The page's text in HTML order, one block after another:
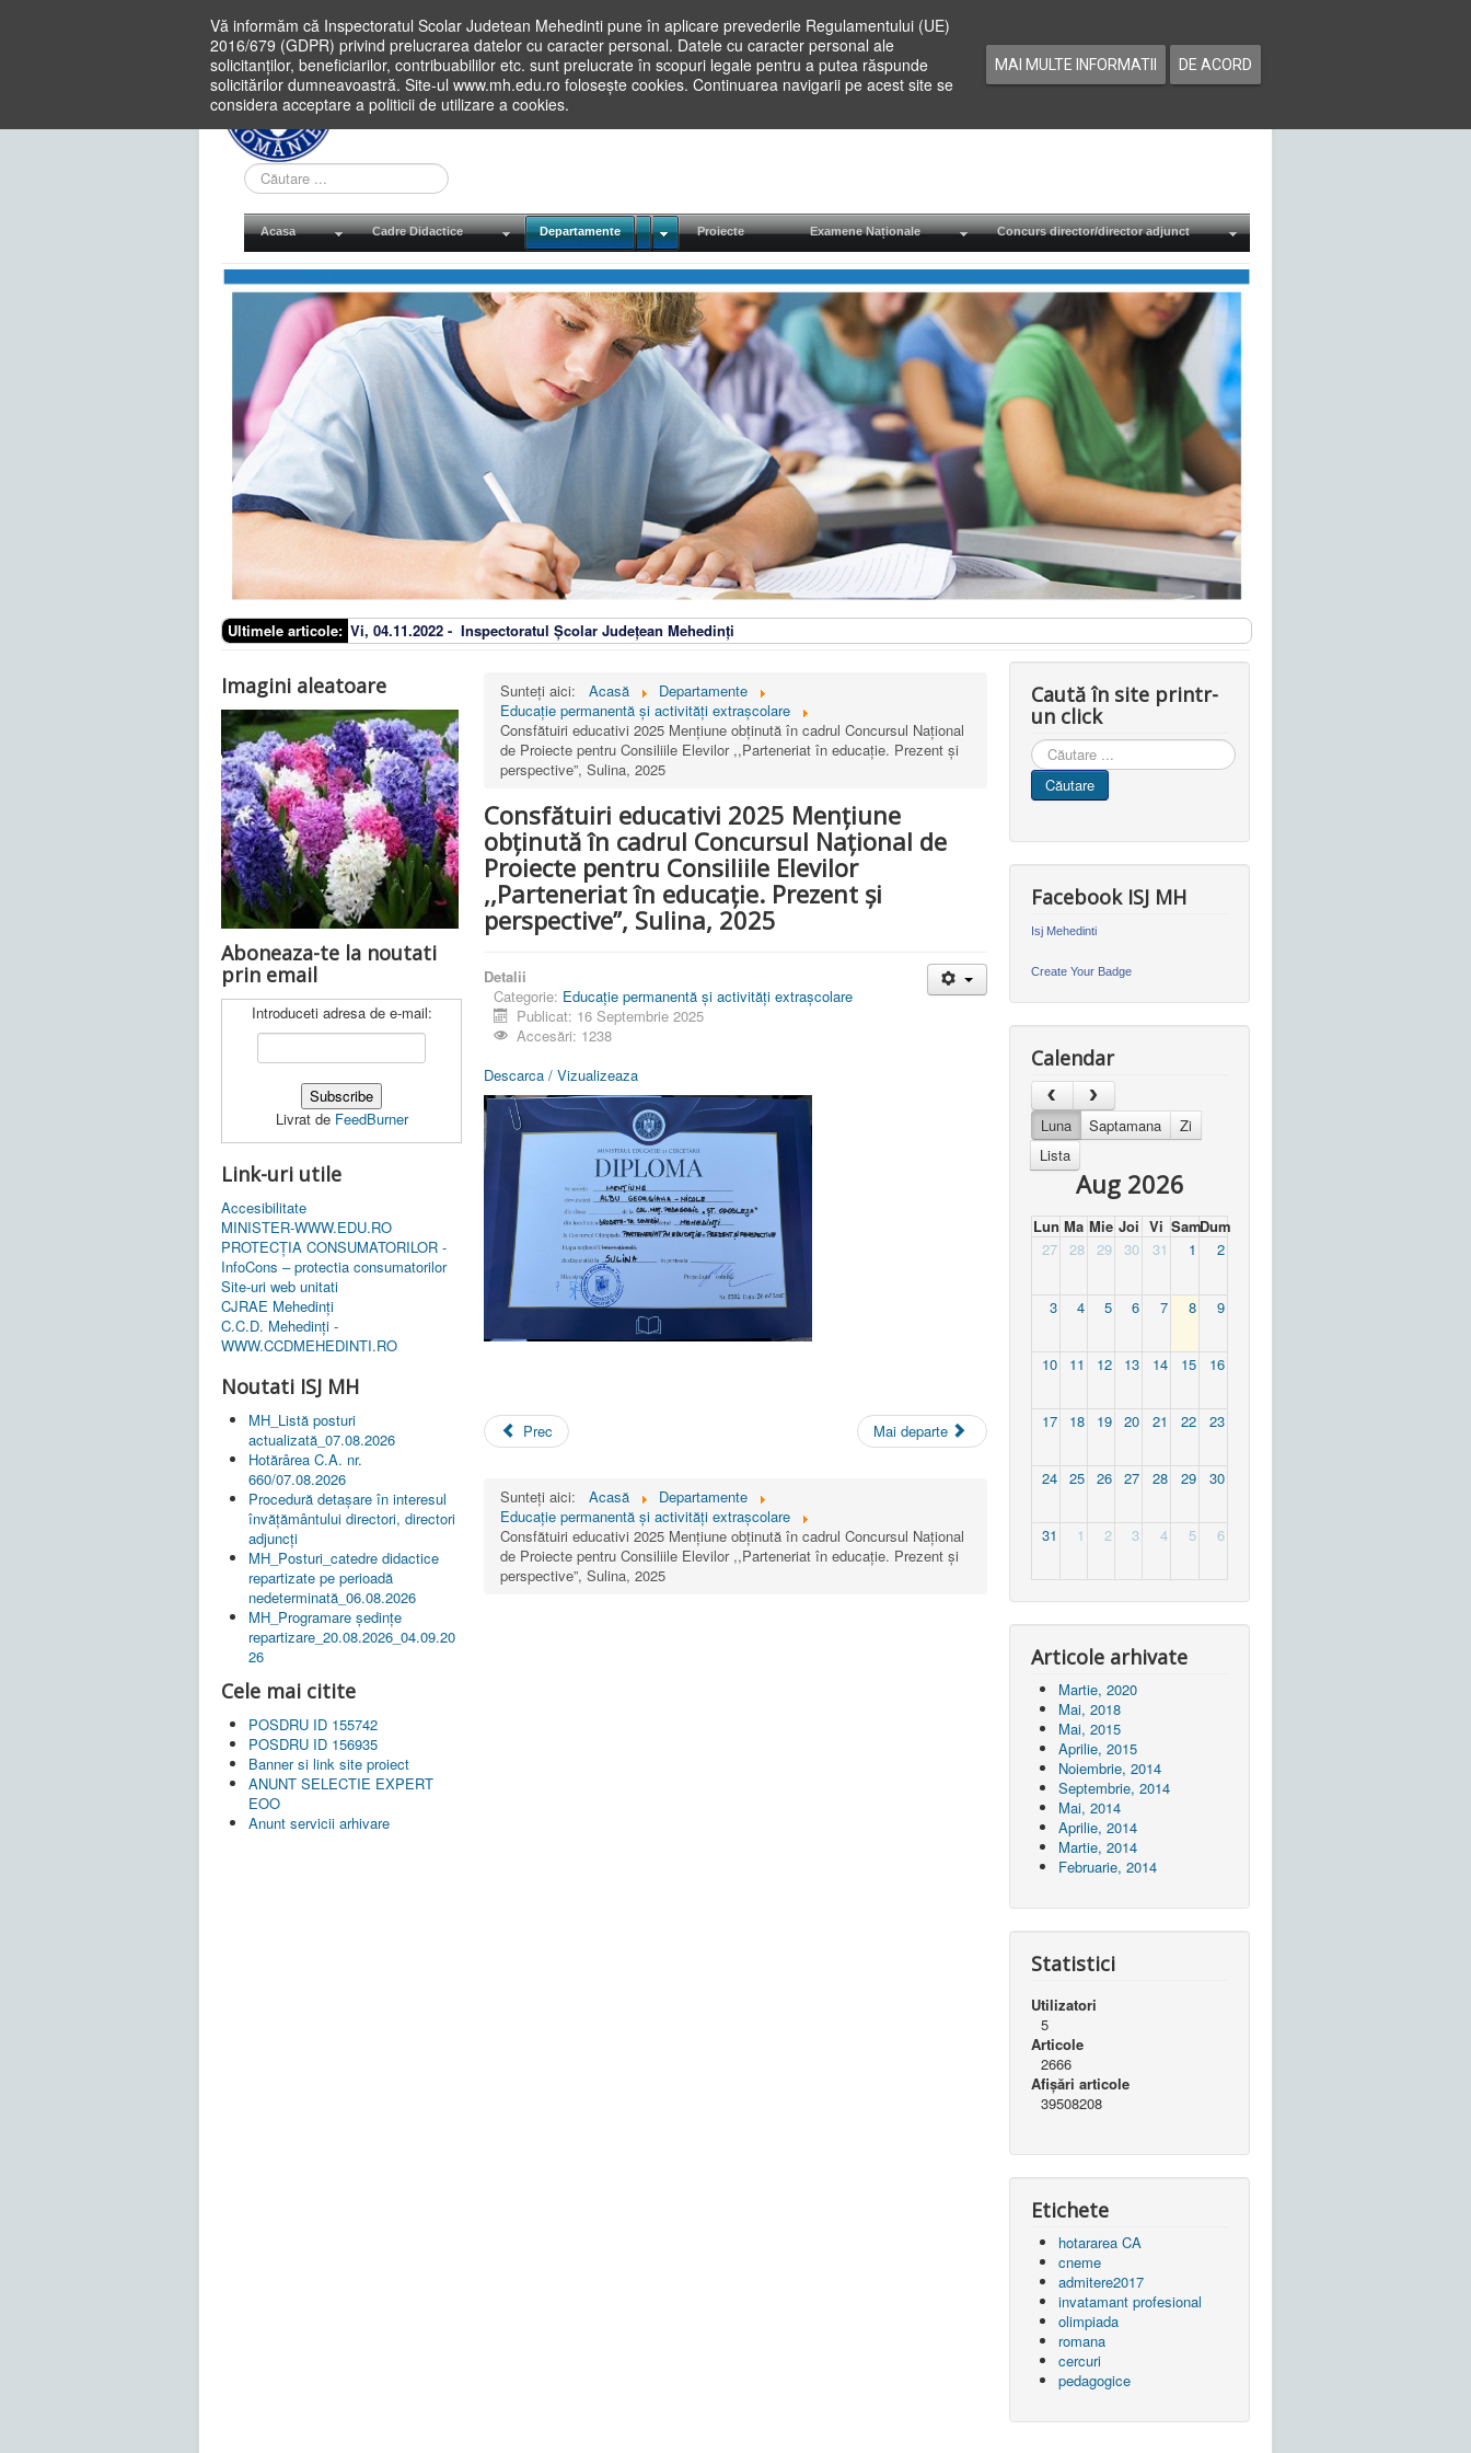
Vă informăm că Inspectoratul Scolar Judetean Mehedinti pune în aplicare prevederile Regulamentului (UE)
2016/679 (GDPR) privind prelucrarea datelor cu caracter personal. Datele cu caracter personal ale
solicitanților, beneficiarilor, contribuabililor etc. sunt prelucrate în scopuri legale pentru a putea răspunde
solicitărilor dumneavoastră. Site-ul www.mh.edu.ro folosește cookies. Continuarea navigarii pe acest site se
considera acceptare a politicii de utilizare a cookies.
MAI MULTE INFORMATII DE ACORD
Cauta
in
site
Acasa Cadre Didactice Departamente Proiecte Examene Naționale Concurs director/director adjunct
Ultimele articole: Vi, 04.11.2022 - Inspectoratul Școlar Județean Mehedinți
Imagini aleatoare
Aboneaza-te la noutati
prin email
Introduceti adresa de e-mail:
Livrat de FeedBurner
Link-uri utile
Accesibilitate
MINISTER-WWW.EDU.RO
PROTECȚIA CONSUMATORILOR -
InfoCons – protectia consumatorilor
Site-uri web unitati
CJRAE Mehedinți
C.C.D. Mehedinţi -
WWW.CCDMEHEDINTI.RO
Noutati ISJ MH
MH_Listă posturi
actualizată_07.08.2026
Hotărârea C.A. nr.
660/07.08.2026
Procedură detașare în interesul
învățământului directori, directori
adjuncți
MH_Posturi_catedre didactice
repartizate pe perioadă
nedeterminată_06.08.2026
MH_Programare ședințe
repartizare_20.08.2026_04.09.20
26
Cele mai citite
POSDRU ID 155742
POSDRU ID 156935
Banner si link site proiect
ANUNT SELECTIE EXPERT
EOO
Anunt servicii arhivare
Sunteți aici: Acasă
Departamente
Educaţie permanentă şi activităţi extraşcolare
Consfătuiri educativi 2025 Mențiune obținută în cadrul Concursul Național
de Proiecte pentru Consiliile Elevilor ,,Parteneriat în educație. Prezent și
perspective”, Sulina, 2025
Consfătuiri educativi 2025 Mențiune
obținută în cadrul Concursul Național de
Proiecte pentru Consiliile Elevilor
,,Parteneriat în educație. Prezent și
perspective”, Sulina, 2025
Detalii
Categorie: Educaţie permanentă şi activităţi extraşcolare
Publicat: 16 Septembrie 2025
Accesări: 1238
Descarca / Vizualizeaza
Prec Mai departe
Sunteți aici: Acasă
Departamente
Educaţie permanentă şi activităţi extraşcolare
Consfătuiri educativi 2025 Mențiune obținută în cadrul Concursul Național
de Proiecte pentru Consiliile Elevilor ,,Parteneriat în educație. Prezent și
perspective”, Sulina, 2025
Caută în site printr-
un click
Cauta
in
site
Căutare
Facebook ISJ MH
Isj Mehedinti
Create Your Badge
Calendar
Luna Saptamana
Zi
Lista
Aug 2026
Lun Ma Mie Joi Vi SamDum
27
28 29 30 31 1 2
3 4 5 6 7 8 9
10 11 12 13 14 15 16
17 18 19 20 21 22 23
24 25 26 27 28 29 30
31 1 2 3 4 5 6
Articole arhivate
Martie, 2020
Mai, 2018
Mai, 2015
Aprilie, 2015
Noiembrie, 2014
Septembrie, 2014
Mai, 2014
Aprilie, 2014
Martie, 2014
Februarie, 2014
Statistici
Utilizatori
5
Articole
2666
Afișări articole
39508208
Etichete
hotararea CA
cneme
admitere2017
invatamant profesional
olimpiada
romana
cercuri
pedagogice